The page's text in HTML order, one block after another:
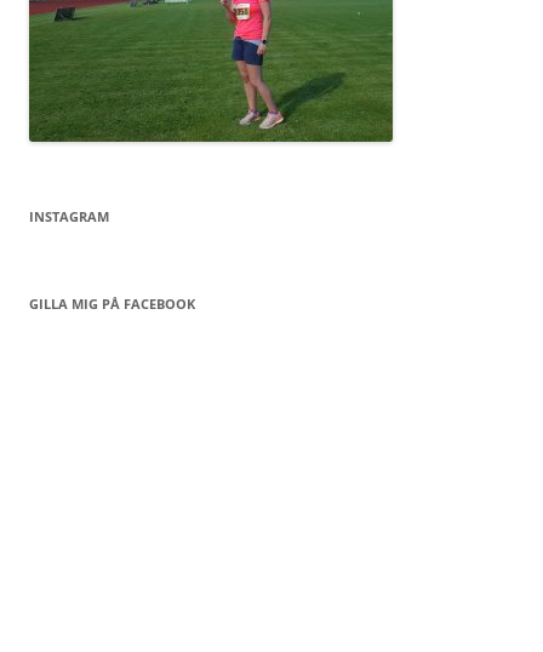
INSTAGRAM
GILLA MIG PÅ FACEBOOK